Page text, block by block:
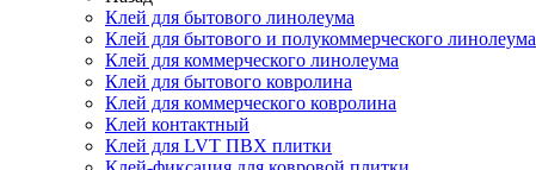
Клей для бытового линолеума
Клей для бытового и полукоммерческого линолеума
Клей для коммерческого линолеума
Клей для бытового ковролина
Клей для коммерческого ковролина
Клей контактный
Клей для LVT ПВХ плитки